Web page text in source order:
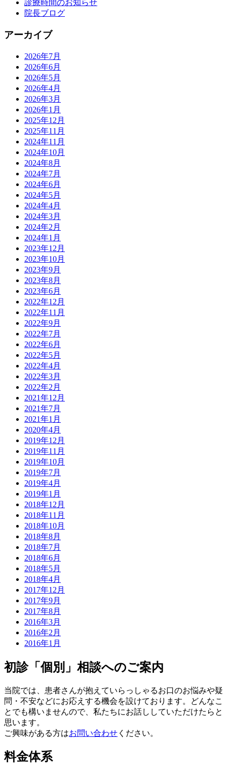
診療時間のお知らせ
院長ブログ
アーカイブ
2026年7月
2026年6月
2026年5月
2026年4月
2026年3月
2026年1月
2025年12月
2025年11月
2024年11月
2024年10月
2024年8月
2024年7月
2024年6月
2024年5月
2024年4月
2024年3月
2024年2月
2024年1月
2023年12月
2023年10月
2023年9月
2023年8月
2023年6月
2022年12月
2022年11月
2022年9月
2022年7月
2022年6月
2022年5月
2022年4月
2022年3月
2022年2月
2021年12月
2021年7月
2021年1月
2020年4月
2019年12月
2019年11月
2019年10月
2019年7月
2019年4月
2019年1月
2018年12月
2018年11月
2018年10月
2018年8月
2018年7月
2018年6月
2018年5月
2018年4月
2017年12月
2017年9月
2017年8月
2016年3月
2016年2月
2016年1月
初診「個別」相談へのご案内
当院では、患者さんが抱えていらっしゃるお口のお悩みや疑
問・不安などにお応えする機会を設けております。どんなこ
とでも構いませんので、私たちにお話ししていただけたらと
思います。
ご興味がある方はお問い合わせ ください。
料金体系